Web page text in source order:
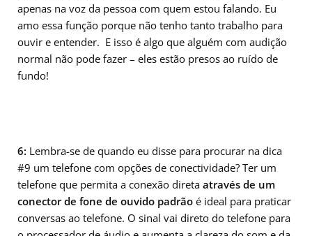
apenas na voz da pessoa com quem estou falando. Eu
amo essa função porque não tenho tanto trabalho para
ouvir e entender. E isso é algo que alguém com audição
normal não pode fazer – eles estão presos ao ruído de
fundo!
6: Lembra-se de quando eu disse para procurar na dica
#9 um telefone com opções de conectividade? Ter um
telefone que permita a conexão direta através de um
conector de fone de ouvido padrão é ideal para praticar
conversas ao telefone. O sinal vai direto do telefone para